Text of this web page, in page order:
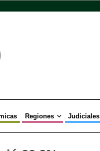
Regiones Judiciales